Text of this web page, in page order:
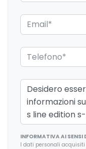
INFORMATIVA AI SENSI
I dati personali